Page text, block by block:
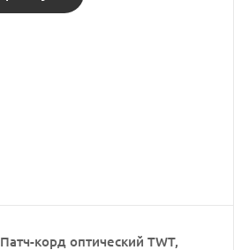
Патч-корд оптический TWT,